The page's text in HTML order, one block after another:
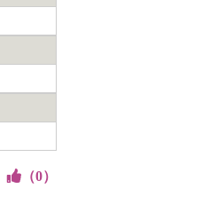
（0）